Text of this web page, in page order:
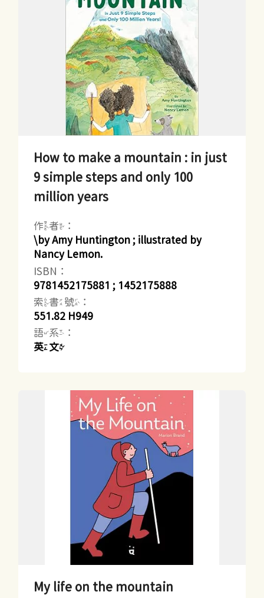
How to make a mountain : in just
9 simple steps and only 100
million years
作者：
\by Amy Huntington ; illustrated by
Nancy Lemon.
ISBN：
9781452175881 ; 1452175888
索書號：
551.82 H949
語系：
英文
My life on the mountain